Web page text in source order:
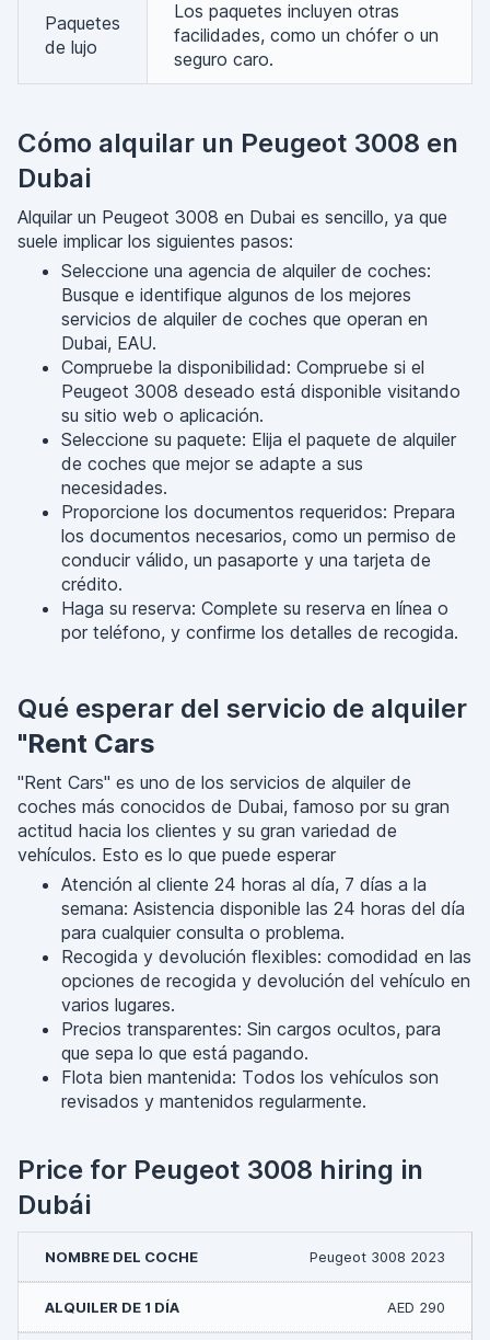
Paquetes
de lujo
Los paquetes incluyen otras
facilidades, como un chófer o un
seguro caro.
Cómo alquilar un Peugeot 3008 en
Dubai
Alquilar un Peugeot 3008 en Dubai es sencillo, ya que
suele implicar los siguientes pasos:
Seleccione una agencia de alquiler de coches:
Busque e identifique algunos de los mejores
servicios de alquiler de coches que operan en
Dubai, EAU.
Compruebe la disponibilidad: Compruebe si el
Peugeot 3008 deseado está disponible visitando
su sitio web o aplicación.
Seleccione su paquete: Elija el paquete de alquiler
de coches que mejor se adapte a sus
necesidades.
Proporcione los documentos requeridos: Prepara
los documentos necesarios, como un permiso de
conducir válido, un pasaporte y una tarjeta de
crédito.
Haga su reserva: Complete su reserva en línea o
por teléfono, y confirme los detalles de recogida.
Qué esperar del servicio de alquiler
"Rent Cars
"Rent Cars" es uno de los servicios de alquiler de
coches más conocidos de Dubai, famoso por su gran
actitud hacia los clientes y su gran variedad de
vehículos. Esto es lo que puede esperar
Atención al cliente 24 horas al día, 7 días a la
semana: Asistencia disponible las 24 horas del día
para cualquier consulta o problema.
Recogida y devolución flexibles: comodidad en las
opciones de recogida y devolución del vehículo en
varios lugares.
Precios transparentes: Sin cargos ocultos, para
que sepa lo que está pagando.
Flota bien mantenida: Todos los vehículos son
revisados y mantenidos regularmente.
Price for Peugeot 3008 hiring in
Dubái
Peugeot 3008 2023
AED 290